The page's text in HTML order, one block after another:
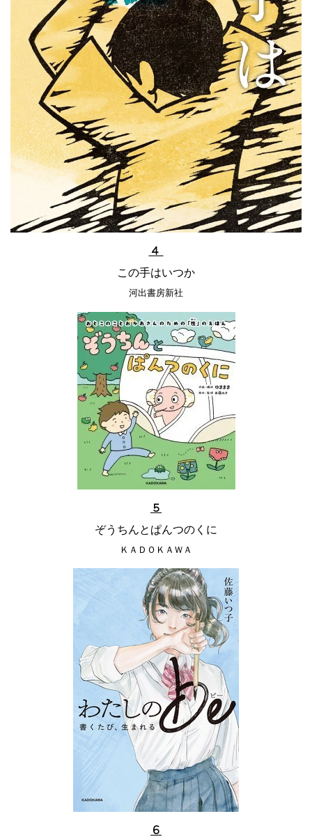
４
この手はいつか
河出書房新社
５
ぞうちんとぱんつのくに
ＫＡＤＯＫＡＷＡ
６